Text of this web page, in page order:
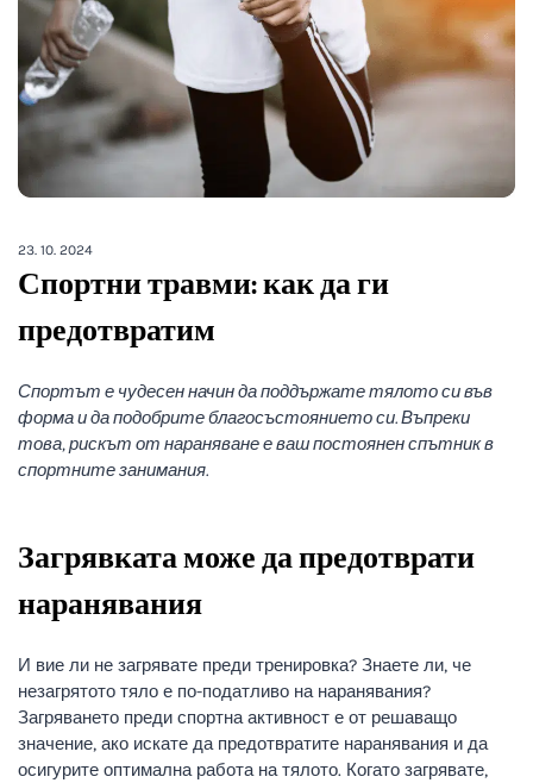
23. 10. 2024
Спортни травми: как да ги
предотвратим
Спортът е чудесен начин да поддържате тялото си във
форма и да подобрите благосъстоянието си. Въпреки
това, рискът от нараняване е ваш постоянен спътник в
спортните занимания.
Загрявката може да предотврати
наранявания
И вие ли не загрявате преди тренировка? Знаете ли, че
незагрятото тяло е по-податливо на наранявания?
Загряването преди спортна активност е от решаващо
значение, ако искате да предотвратите наранявания и да
осигурите оптимална работа на тялото. Когато загрявате,